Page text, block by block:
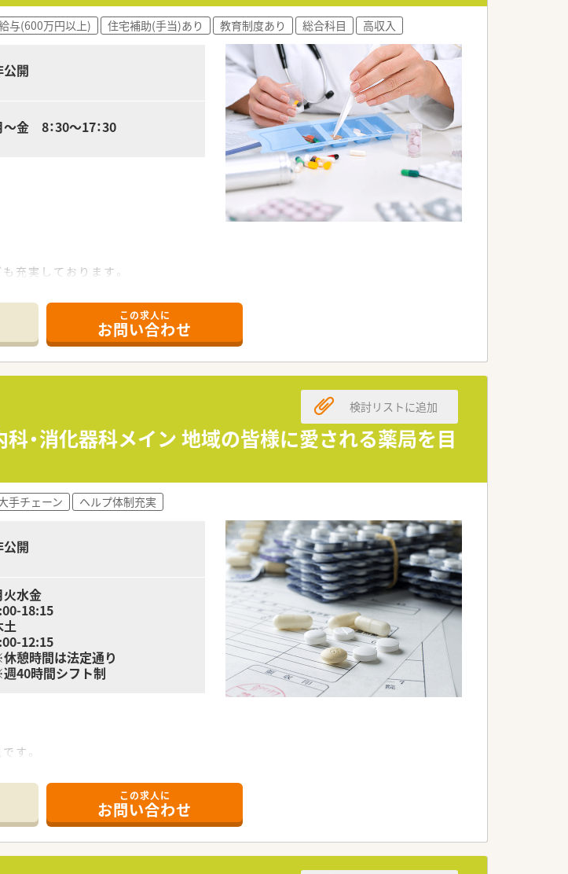
与(600万円以上) 住宅補助(手当)あり 教育制度あり 総合科目 高収入
公開
～金 8：30～17：30
充実しております。
この求人に
お問い合わせ
消化器科メイン 地域の皆様に愛される薬局を目
検討リストに追加
手チェーン ヘルプ体制充実
公開
火水金
18:15
土
12:15
憩時間は法定通り
40時間シフト制
す。
ＤＬ(日常生活動作)を考慮した服薬指導、最新のＩＣＴを導入した薬歴管
。地域と人を結びつける活動をしています
を用意しています
る方も多くいらっしゃいます。
この求人に
お問い合わせ